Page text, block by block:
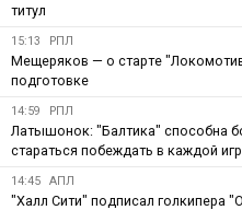
титул
15:13 РПЛ
Мещеряков — о старте
подготовке
14:59 РПЛ
Латышонок: "Балтика" способна
стараться побеждать в каждой
14:45 АПЛ
"Халл Сити" подписал голкипера